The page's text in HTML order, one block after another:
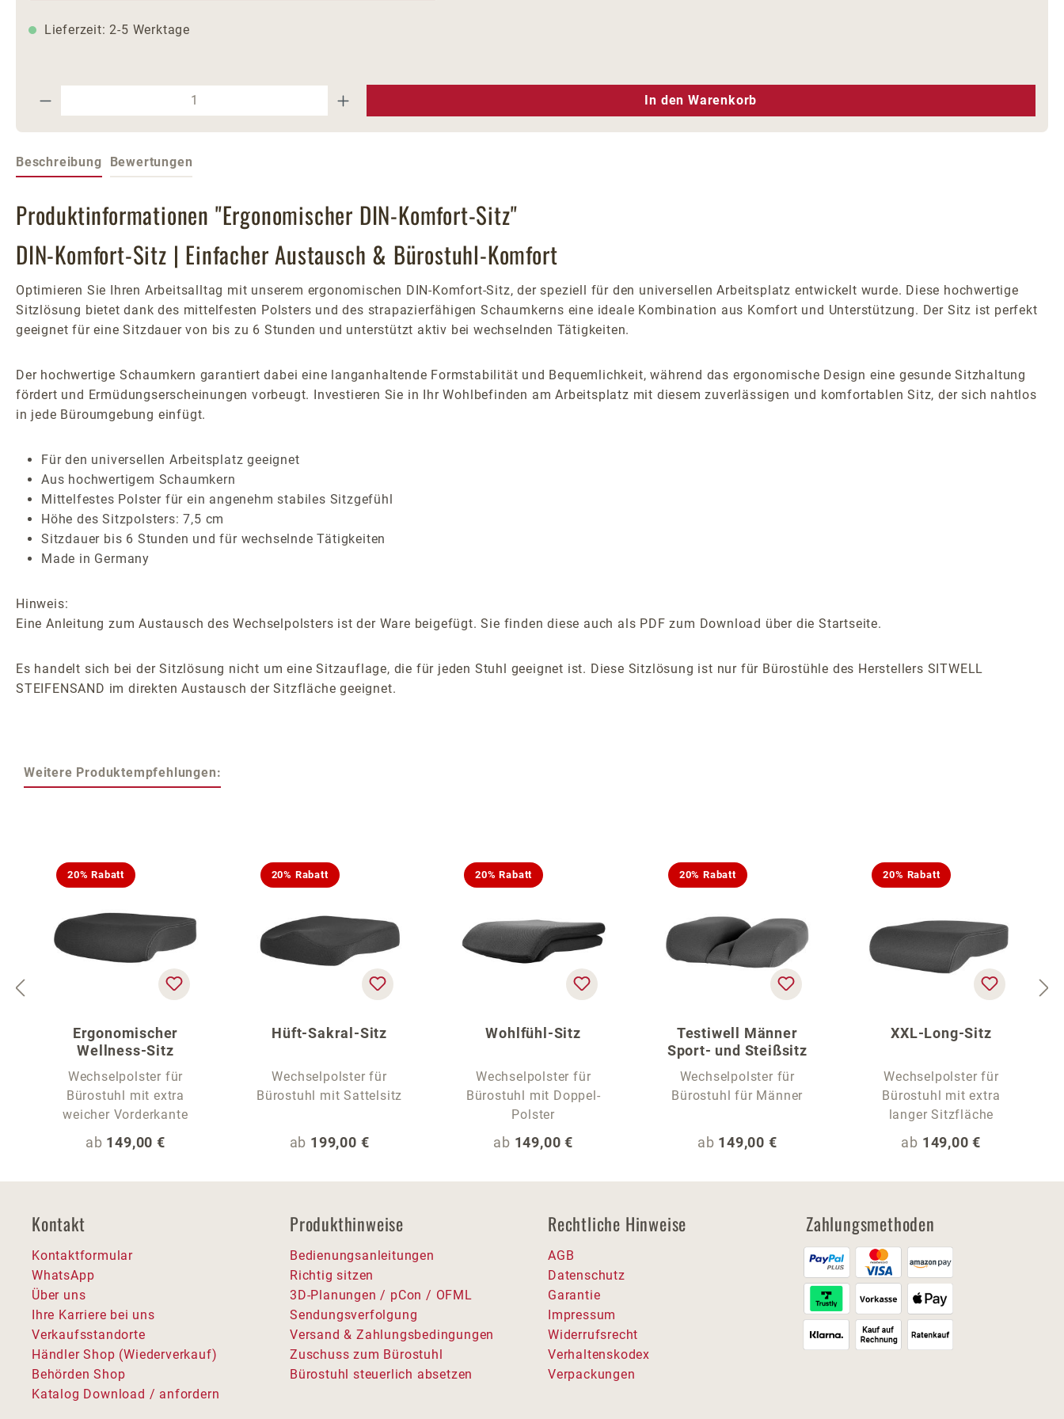
Lieferzeit: 2-5 Werktage
Produkt Anzahl: Gib den gewünschten Wert ein oder benutze die Schaltflächen um die Anzahl zu erhöhen oder zu
In den Warenkorb
Beschreibung Bewertungen
Produktinformationen "Ergonomischer DIN-Komfort-Sitz"
DIN-Komfort-Sitz | Einfacher Austausch & Bürostuhl-Komfort
Optimieren Sie Ihren Arbeitsalltag mit unserem ergonomischen DIN-Komfort-Sitz, der speziell für den universellen Arbeitsplatz entwickelt wurde. Diese hochwertige
Sitzlösung bietet dank des mittelfesten Polsters und des strapazierfähigen Schaumkerns eine ideale Kombination aus Komfort und Unterstützung. Der Sitz ist perfekt
geeignet für eine Sitzdauer von bis zu 6 Stunden und unterstützt aktiv bei wechselnden Tätigkeiten.
Der hochwertige Schaumkern garantiert dabei eine langanhaltende Formstabilität und Bequemlichkeit, während das ergonomische Design eine gesunde Sitzhaltung
fördert und Ermüdungserscheinungen vorbeugt. Investieren Sie in Ihr Wohlbefinden am Arbeitsplatz mit diesem zuverlässigen und komfortablen Sitz, der sich nahtlos
in jede Büroumgebung einfügt.
Für den universellen Arbeitsplatz geeignet
Aus hochwertigem Schaumkern
Mittelfestes Polster für ein angenehm stabiles Sitzgefühl
Höhe des Sitzpolsters: 7,5 cm
Sitzdauer bis 6 Stunden und für wechselnde Tätigkeiten
Made in Germany
Hinweis:
Eine Anleitung zum Austausch des Wechselpolsters ist der Ware beigefügt. Sie finden diese auch als PDF zum Download über die Startseite.
Es handelt sich bei der Sitzlösung nicht um eine Sitzauflage, die für jeden Stuhl geeignet ist. Diese Sitzlösung ist nur für Bürostühle des Herstellers SITWELL
STEIFENSAND im direkten Austausch der Sitzfläche geeignet.
Weitere Produktempfehlungen:
20% Rabatt
Ergonomischer
Wellness-Sitz
Wechselpolster für
Bürostuhl mit extra
weicher Vorderkante
Regulärer Preis:
ab 149,00 €
20% Rabatt
Hüft-Sakral-Sitz
Wechselpolster für
Bürostuhl mit Sattelsitz
Regulärer Preis:
ab 199,00 €
20% Rabatt
Wohlfühl-Sitz
Wechselpolster für
Bürostuhl mit Doppel-
Polster
Regulärer Preis:
ab 149,00 €
20% Rabatt
Testiwell Männer
Sport- und Steißsitz
Wechselpolster für
Bürostuhl für Männer
Regulärer Preis:
ab 149,00 €
20% Rabatt
XXL-Long-Sitz
Wechselpolster für
Bürostuhl mit extra
langer Sitzfläche
Regulärer Preis:
ab 149,00 €
Kontakt
Kontaktformular
WhatsApp
Über uns
Ihre Karriere bei uns
Verkaufsstandorte
Händler Shop (Wiederverkauf)
Behörden Shop
Katalog Download / anfordern
Produkthinweise
Bedienungsanleitungen
Richtig sitzen
3D-Planungen / pCon / OFML
Sendungsverfolgung
Versand & Zahlungsbedingungen
Zuschuss zum Bürostuhl
Bürostuhl steuerlich absetzen
Rechtliche Hinweise
AGB
Datenschutz
Garantie
Impressum
Widerrufsrecht
Verhaltenskodex
Verpackungen
Zahlungsmethoden